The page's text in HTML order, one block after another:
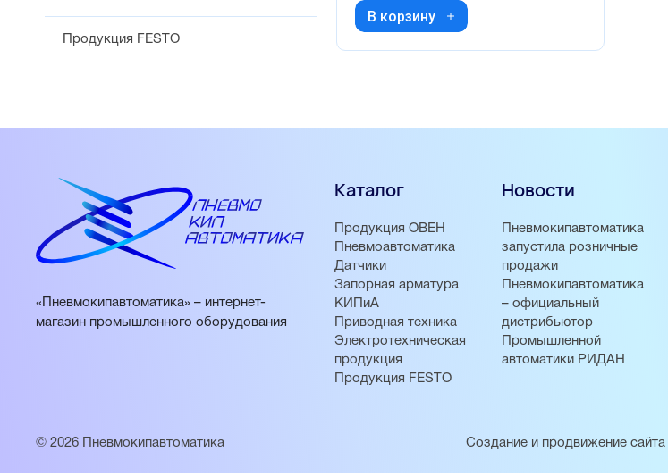
Продукция FESTO
В корзину
«Пневмокипавтоматика» – интернет-
магазин промышленного оборудования
Каталог
Продукция ОВЕН
Пневмоавтоматика
Датчики
Запорная арматура
КИПиА
Приводная техника
Электротехническая
продукция
Продукция FESTO
Новости
Пневмокипавтоматика
запустила розничные
продажи
Пневмокипавтоматика
– официальный
дистрибьютор
Промышленной
автоматики РИДАН
© 2026 Пневмокипавтоматика Создание и продвижение сайта